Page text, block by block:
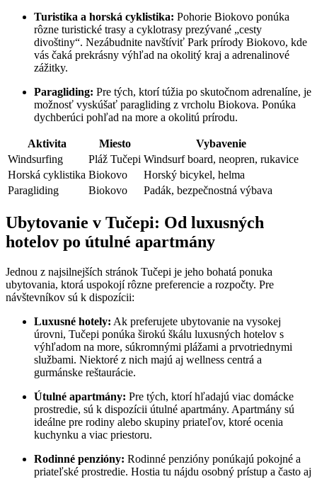
Turistika a horská cyklistika: Pohorie Biokovo ponúka
rôzne turistické trasy a cyklotrasy prezývané „cesty
divoštiny“. Nezábudnite navštíviť Park prírody Biokovo, kde
vás čaká prekrásny výhľad na okolitý kraj a adrenalinové
zážitky.
Paragliding: Pre tých, ktorí túžia po skutočnom adrenalíne, je
možnosť vyskúšať paragliding z vrcholu Biokova. Ponúka
dychberúci pohľad na more a okolitú prírodu.
Aktivita Miesto
Vybavenie
Windsurfing
Pláž Tučepi Windsurf board, neopren, rukavice
Horská cyklistika Biokovo
Horský bicykel, helma
Paragliding
Biokovo Padák, bezpečnostná výbava
Ubytovanie v Tučepi: Od luxusných
hotelov po útulné apartmány
Jednou z najsilnejších stránok Tučepi je jeho bohatá ponuka
ubytovania, ktorá uspokojí rôzne preferencie a rozpočty. Pre
návštevníkov sú k dispozícii:
Luxusné hotely: Ak preferujete ubytovanie na vysokej
úrovni, Tučepi ponúka širokú škálu luxusných hotelov s
výhľadom na more, súkromnými plážami a prvotriednymi
službami. Niektoré z nich majú aj wellness centrá a
gurmánske reštaurácie.
Útulné apartmány: Pre tých, ktorí hľadajú viac domácke
prostredie, sú k dispozícii útulné apartmány. Apartmány sú
ideálne pre rodiny alebo skupiny priateľov, ktoré ocenia
kuchynku a viac priestoru.
Rodinné penzióny: Rodinné penzióny ponúkajú pokojné a
priateľské prostredie. Hostia tu nájdu osobný prístup a často aj